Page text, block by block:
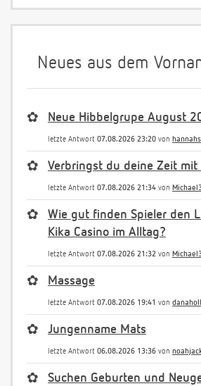
Neues aus dem
✿ Neue Hibbelgrupe August
letzte Antwort 07.08.2026 23:20 von
✿ Verbringst du deine Zeit mit
letzte Antwort 07.08.2026 21:34 von
✿
Wie gut finden Spieler den
Kika Casino im Alltag?
letzte Antwort 07.08.2026 21:32 von
✿ Massage
letzte Antwort 07.08.2026 19:41 von
✿ Jungenname Mats
letzte Antwort 06.08.2026 13:36 von
✿
Suchen Geburten und